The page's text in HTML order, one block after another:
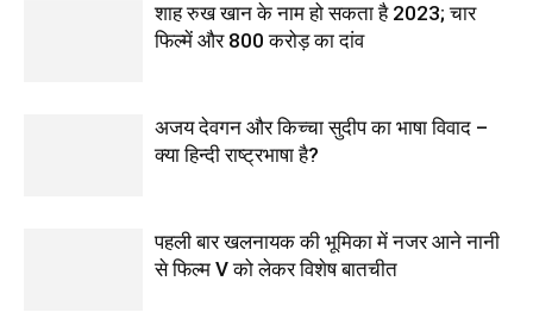
शाह रुख खान के नाम हो सकता है 2023; चार
फिल्में और 800 करोड़ का दांव
अजय देवगन और किच्चा सुदीप का भाषा विवाद –
क्या हिन्दी राष्ट्रभाषा है?
पहली बार खलनायक की भूमिका में नजर आने नानी
से फिल्‍म V को लेकर विशेष बातचीत